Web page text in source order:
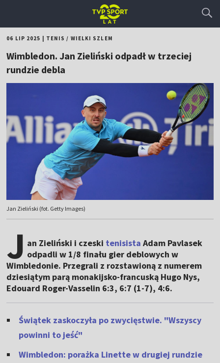
06 LIP 2025 TENIS / WIELKI SZLEM
Wimbledon. Jan Zieliński odpadł w trzeciej
rundzie debla
Jan Zieliński (fot. Getty Images)
J an Zieliński i czeski tenisistaAdam Pavlasek
odpadli w 1/8 finału gier deblowych w
Wimbledonie. Przegrali z rozstawioną z numerem
dziesiątym parą monakijsko-francuską Hugo Nys,
Edouard Roger-Vasselin 6:3, 6:7 (1-7), 4:6.
Świątek zaskoczyła po zwycięstwie. "Wszyscy
powinni to jeść"
Wimbledon: porażka Linette w drugiej rundzie